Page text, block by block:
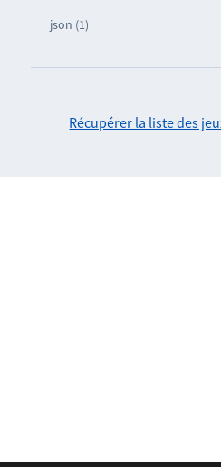
json (1)
Récupérer la liste des